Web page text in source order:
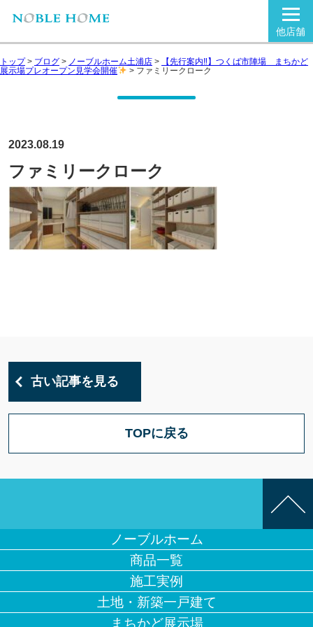
他店舗
トップ> ブログ > ノーブルホーム土浦店 >
【先行案内‼】つくば市陣場 まちかど
展示場プレオープン見学会開催
> ファミリークローク
2023.08.19
ファミリークローク
古い記事を見る
TOPに戻る
ノーブルホーム
商品一覧
施工実例
土地・新築一戸建て
まちかど展示場